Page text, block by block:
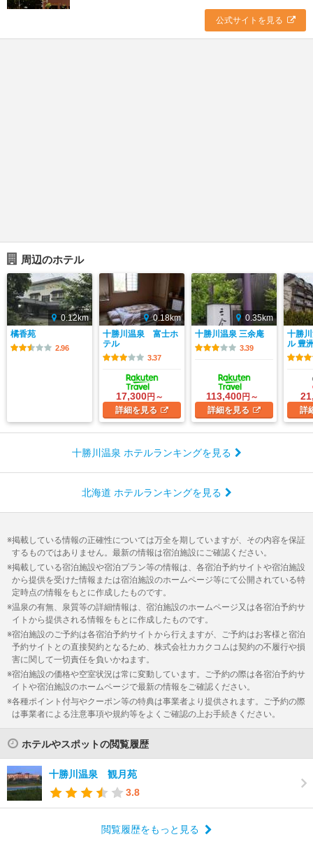
公式サイトを見る
周辺のホテル
0.12km
橘香苑
2.96
0.18km
十勝川温泉 富士ホ
テル
3.37
17,300円～
詳細を見る
0.35km
十勝川温泉 三余庵
3.39
113,400円～
詳細を見る
十勝
ル 豊
詳
十勝川温泉 ホテルランキングを見る
北海道 ホテルランキングを見る
掲載している情報の正確性については万全を期していますが、その内容を保証
するものではありません。最新の情報は宿泊施設にご確認ください。
掲載している宿泊施設や宿泊プラン等の情報は、各宿泊予約サイトや宿泊施設
から提供を受けた情報または宿泊施設のホームページ等にて公開されている特
定時点の情報をもとに作成したものです。
温泉の有無、泉質等の詳細情報は、宿泊施設のホームページ又は各宿泊予約サ
イトから提供される情報をもとに作成したものです。
宿泊施設のご予約は各宿泊予約サイトから行えますが、ご予約はお客様と宿泊
予約サイトとの直接契約となるため、株式会社カカクコムは契約の不履行や損
害に関して一切責任を負いかねます。
宿泊施設の価格や空室状況は常に変動しています。ご予約の際は各宿泊予約サ
イトや宿泊施設のホームページで最新の情報をご確認ください。
各種ポイント付与やクーポン等の特典は事業者より提供されます。ご予約の際
は事業者による注意事項や規約等をよくご確認の上お手続きください。
ホテルやスポットの閲覧履歴
十勝川温泉 観月苑
3.8
閲覧履歴をもっと見る